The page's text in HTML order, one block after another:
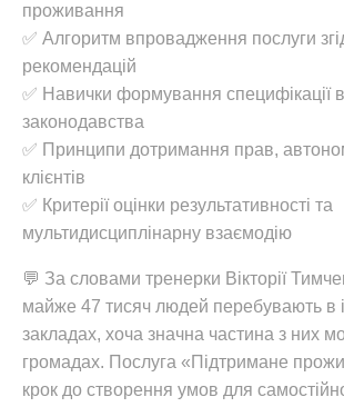
проживання
✅ Алгоритм впровадження послуги
рекомендацій
✅ Навички формування специфікації
законодавства
✅ Принципи дотримання прав,
клієнтів
✅ Критерії оцінки результативності та
мультидисциплінарну взаємодію
💬 За словами тренерки Вікторії
майже 47 тисяч людей перебувають в
закладах, хоча значна частина з них
громадах. Послуга «Підтримане
крок до створення умов для